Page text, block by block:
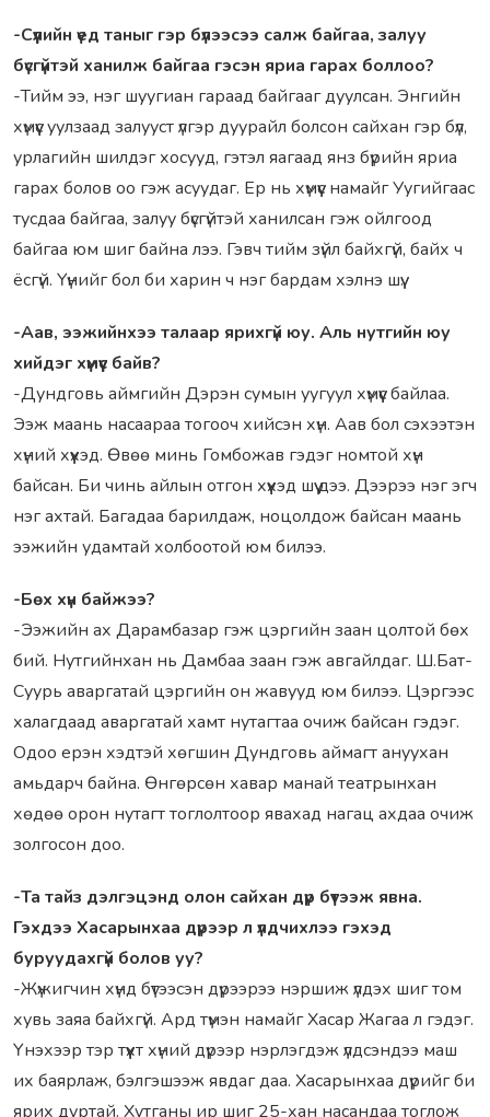
-Сүүлийн үед таныг гэр бүлээсээ салж байгаа, залуу
бүсгүйтэй ханилж байгаа гэсэн яриа гарах боллоо?
-Тийм ээ, нэг шуугиан гараад байгааг дуулсан. Энгийн
хүмүүс уулзаад залууст үлгэр дуурайл болсон сайхан гэр бүл,
урлагийн шилдэг хосууд, гэтэл яагаад янз бүрийн яриа
гарах болов оо гэж асуудаг. Ер нь хүмүүс намайг Уугийгаас
тусдаа байгаа, залуу бүсгүйтэй ханилсан гэж ойлгоод
байгаа юм шиг байна лээ. Гэвч тийм зүйл байхгүй, байх ч
ёсгүй. Үүнийг бол би харин ч нэг бардам хэлнэ шүү.
-Аав, ээжийнхээ талаар ярихгүй юу. Аль нутгийн юу
хийдэг хүмүүс байв?
-Дундговь аймгийн Дэрэн сумын уугуул хүмүүс байлаа.
Ээж маань насаараа тогооч хийсэн хүн. Аав бол сэхээтэн
хүний хүүхэд. Өвөө минь Гомбожав гэдэг номтой хүн
байсан. Би чинь айлын отгон хүүхэд шүү дээ. Дээрээ нэг эгч
нэг ахтай. Багадаа барилдаж, ноцолдож байсан маань
ээжийн удамтай холбоотой юм билээ.
-Бөх хүн байжээ?
-Ээжийн ах Дарамбазар гэж цэргийн заан цолтой бөх
бий. Нутгийнхан нь Дамбаа заан гэж авгайлдаг. Ш.Бат-
Суурь аваргатай цэргийн он жавууд юм билээ. Цэргээс
халагдаад аваргатай хамт нутагтаа очиж байсан гэдэг.
Одоо ерэн хэдтэй хөгшин Дундговь аймагт ануухан
амьдарч байна. Өнгөрсөн хавар манай театрынхан
хөдөө орон нутагт тоглолтоор явахад нагац ахдаа очиж
золгосон доо.
-Та тайз дэлгэцэнд олон сайхан дүр бүтээж явна.
Гэхдээ Хасарынхаа дүрээр л үлдчихлээ гэхэд
буруудахгүй болов уу?
-Жүжигчин хүнд бүтээсэн дүрээрээ нэршиж үлдэх шиг том
хувь заяа байхгүй. Ард түмэн намайг Хасар Жагаа л гэдэг.
Үнэхээр тэр түүхт хүний дүрээр нэрлэгдэж үлдсэндээ маш
их баярлаж, бэлгэшээж явдаг даа. Хасарынхаа дүрийг би
ярих дуртай. Хутганы ир шиг 25-хан насандаа тоглож